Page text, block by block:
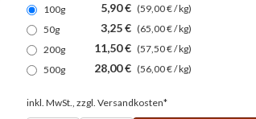
100g 5,90 € (59,00 € / kg)
50g
3,25 € (65,00 € / kg)
200g
11,50 € (57,50 € / kg)
500g
28,00 € (56,00 € / kg)
inkl. MwSt., zzgl. Versandkosten*